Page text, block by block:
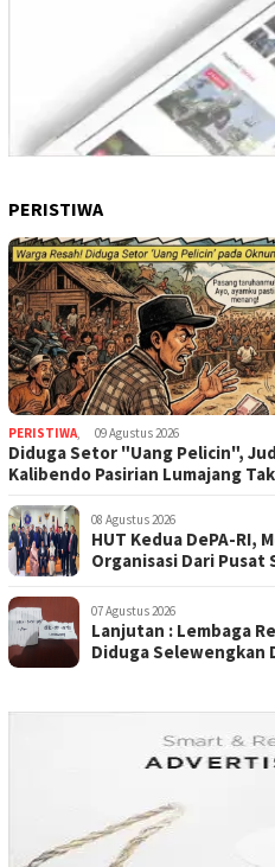
PERISTIWA
PERISTIWA, 09 Agustus 2026
Diduga Setor "Uang Pelicin",
Kalibendo Pasirian Lumajang
08 Agustus 2026
HUT Kedua DePA-RI,
Organisasi Dari Pusat
07 Agustus 2026
Lanjutan : Lembaga
Diduga Selewengkan